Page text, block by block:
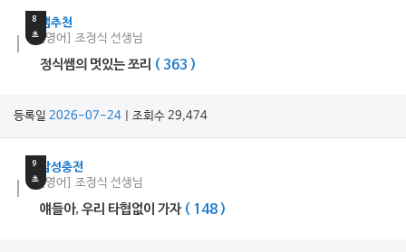
8
초
쌤추천
[영어] 조정식 선생님
정식쌤의 멋있는 쪼리 ( 363 )
등록일 2026-07-24| 조회수 29,474
9
초
감성충전
[영어] 조정식 선생님
얘들아, 우리 타협없이 가자 ( 148 )